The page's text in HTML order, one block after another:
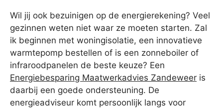
Wil jij ook bezuinigen op de energierekening? Veel
gezinnen weten niet waar ze moeten starten. Zal
ik beginnen met woningisolatie, een innovatieve
warmtepomp bestellen of is een zonneboiler of
infraroodpanelen de beste keuze? Een
Energiebesparing Maatwerkadvies Zandeweer is
daarbij een goede ondersteuning. De
energieadviseur komt persoonlijk langs voor